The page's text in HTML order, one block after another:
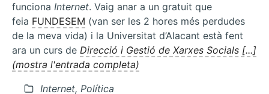
funciona Internet. Vaig anar a un gratuit que
feia FUNDESEM (van ser les 2 hores més perdudes
de la meva vida) i la Universitat d’Alacant està fent
ara un curs de Direcció i Gestió de Xarxes Socials [...]
(mostra l'entrada completa)
Internet, Política